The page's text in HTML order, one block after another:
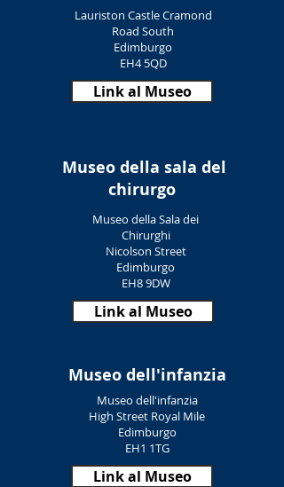
Lauriston Castle Cramond
Road South
Edimburgo
EH4 5QD
Link al Museo
Museo della sala del
chirurgo
Museo della Sala dei
Chirurghi
Nicolson Street
Edimburgo
EH8 9DW
Link al Museo
Museo dell'infanzia
Museo dell'infanzia
High Street Royal Mile
Edimburgo
EH1 1TG
Link al Museo